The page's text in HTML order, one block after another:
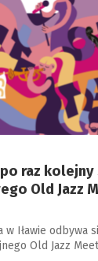
raz
Old Jazz
w Iławie odbywa
Old Jazz